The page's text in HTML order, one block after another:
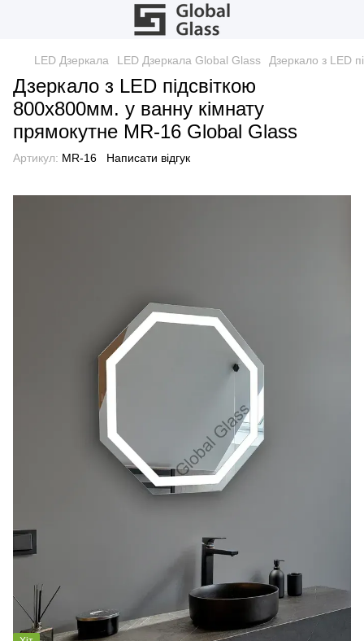
LED Дзеркала LED Дзеркала Global Glass Дзеркало з LED
Дзеркало з LED підсвіткою
800х800мм. у ванну кімнату
прямокутне MR-16 Global Glass
Артикул: MR-16 Написати відгук